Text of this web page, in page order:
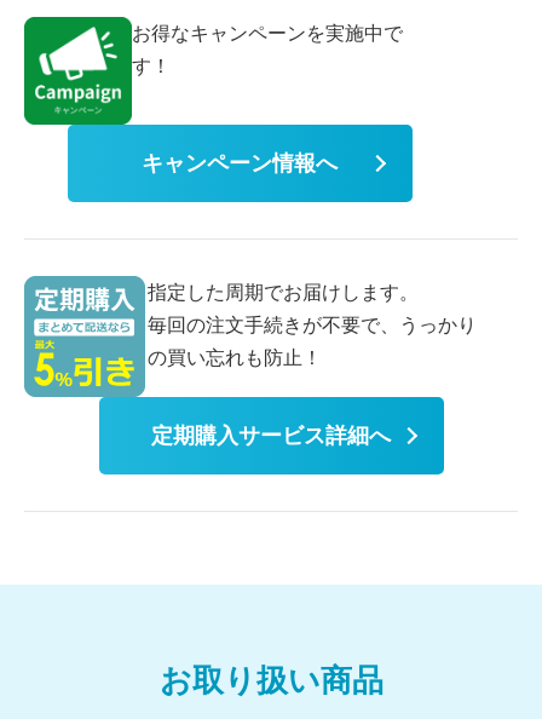
お得なキャンペーンを実施中で
す！
キャンペーン情報へ
指定した周期でお届けします。
毎回の注文手続きが不要で、うっかり
の買い忘れも防止！
定期購入サービス詳細へ
お取り扱い商品